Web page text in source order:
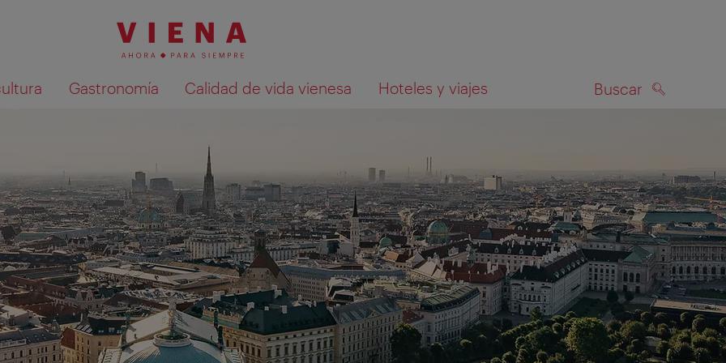
Gastronomía Calidad de vida vienesa Hoteles y viajes Buscar